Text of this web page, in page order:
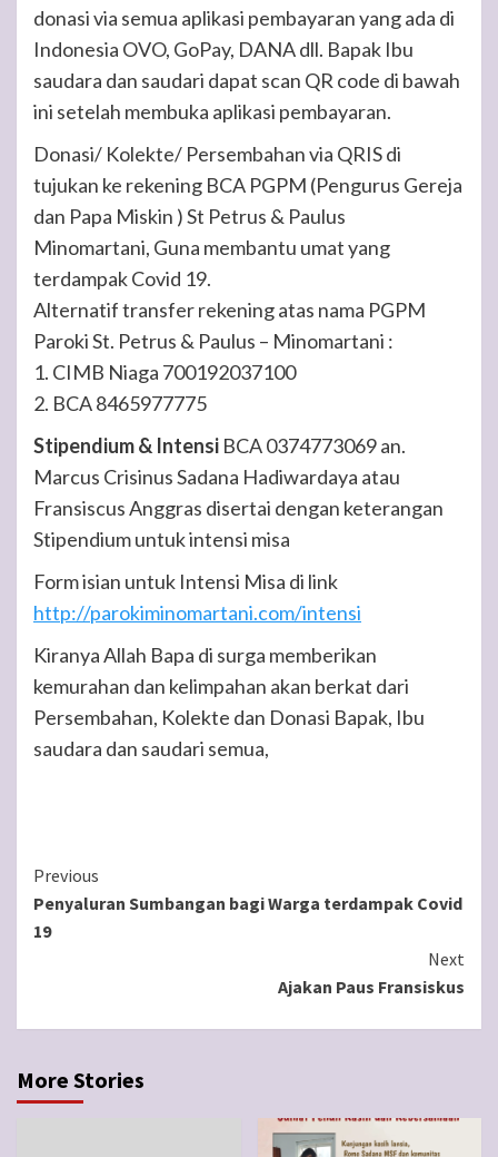
donasi via semua aplikasi pembayaran yang ada di
Indonesia OVO, GoPay, DANA dll. Bapak Ibu
saudara dan saudari dapat scan QR code di bawah
ini setelah membuka aplikasi pembayaran.
Donasi/ Kolekte/ Persembahan via QRIS di
tujukan ke rekening BCA PGPM (Pengurus Gereja
dan Papa Miskin ) St Petrus & Paulus
Minomartani, Guna membantu umat yang
terdampak Covid 19.
Alternatif transfer rekening atas nama PGPM
Paroki St. Petrus & Paulus – Minomartani :
1. CIMB Niaga 700192037100
2. BCA 8465977775
Stipendium & Intensi BCA 0374773069 an.
Marcus Crisinus Sadana Hadiwardaya atau
Fransiscus Anggras disertai dengan keterangan
Stipendium untuk intensi misa
Form isian untuk Intensi Misa di link
http://parokiminomartani.com/intensi
Kiranya Allah Bapa di surga memberikan
kemurahan dan kelimpahan akan berkat dari
Persembahan, Kolekte dan Donasi Bapak, Ibu
saudara dan saudari semua,
Continue
Reading
Previous
Penyaluran Sumbangan bagi Warga terdampak Covid
19
Next
Ajakan Paus Fransiskus
More Stories